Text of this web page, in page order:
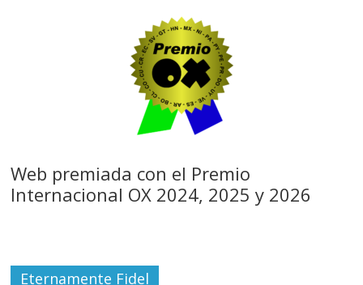
Web premiada con el Premio
Internacional OX 2024, 2025 y 2026
Eternamente Fidel